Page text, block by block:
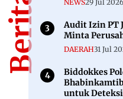
NEWS29 Jul 2026
Audit Izin PT
Minta
DAERAH31 Jul
Biddokkes
untuk